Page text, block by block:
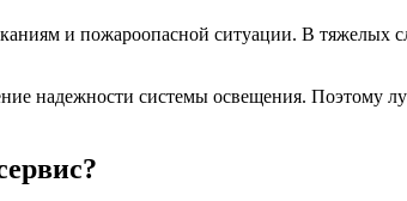
и пожароопасной ситуации. В тяжелых
надежности системы освещения. Поэтому